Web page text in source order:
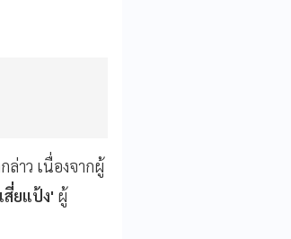
ล่าว เนื่องจากผู้
สี่ยแป้ง' ผู้